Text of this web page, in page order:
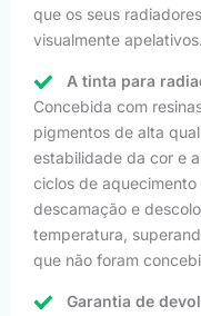
que os seus
visualmente apelativos.
A tinta para
Concebida com
pigmentos de alta
estabilidade da cor e
ciclos de aquecimento
descamação e
temperatura,
que não foram
Garantia de